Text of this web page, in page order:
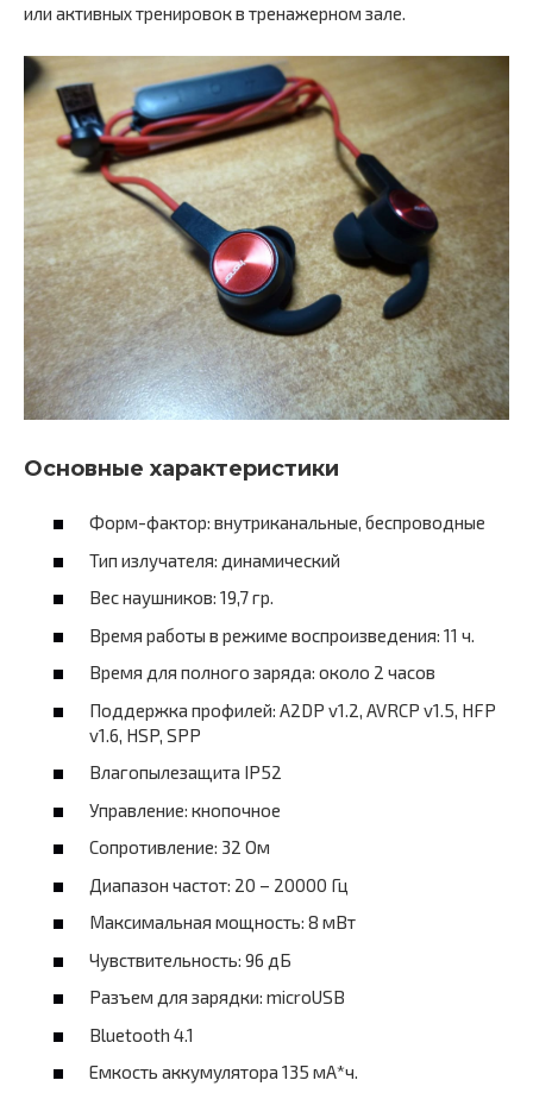
или активных тренировок в тренажерном зале.
Основные характеристики
Форм-фактор: внутриканальные, беспроводные
Тип излучателя: динамический
Вес наушников: 19,7 гр.
Время работы в режиме воспроизведения: 11 ч.
Время для полного заряда: около 2 часов
Поддержка профилей: A2DP v1.2, AVRCP v1.5, HFP
v1.6, HSP, SPP
Влагопылезащита IP52
Управление: кнопочное
Сопротивление: 32 Ом
Диапазон частот: 20 – 20000 Гц
Максимальная мощность: 8 мВт
Чувствительность: 96 дБ
Разъем для зарядки: microUSB
Bluetooth 4.1
Емкость аккумулятора 135 мА*ч.